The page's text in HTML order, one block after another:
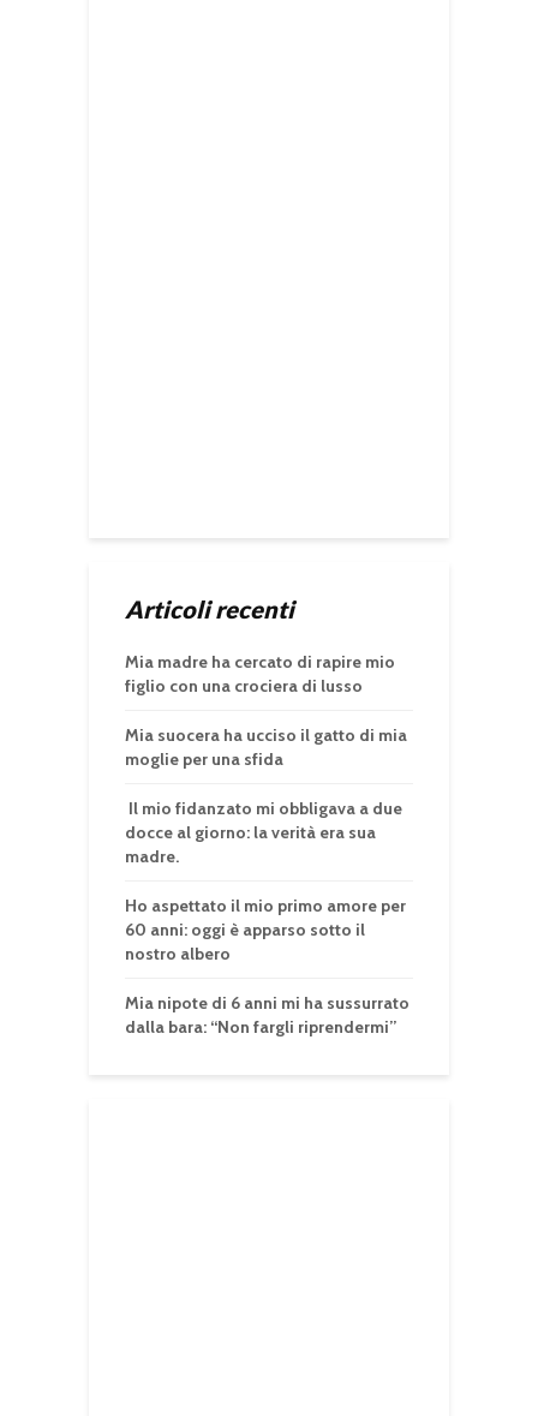
Articoli recenti
Mia madre ha cercato di rapire mio
figlio con una crociera di lusso
Mia suocera ha ucciso il gatto di mia
moglie per una sfida
Il mio fidanzato mi obbligava a due
docce al giorno: la verità era sua
madre.
Ho aspettato il mio primo amore per
60 anni: oggi è apparso sotto il
nostro albero
Mia nipote di 6 anni mi ha sussurrato
dalla bara: “Non fargli riprendermi”